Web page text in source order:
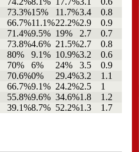
73.3%15% 11.7%3.4
0.8
66.7%11.1%22.2%2.9
0.9
71.4%9.5% 19% 2.7
0.7
73.8%4.6% 21.5%2.7
0.8
80% 9.1% 10.9%3.2
0.6
70% 6% 24% 3.5
0.9
70.6%0% 29.4%3.2
1.1
66.7%9.1% 24.2%2.5
1
55.8%9.6% 34.6%1.8
1.2
39.1%8.7% 52.2%1.3 1.7